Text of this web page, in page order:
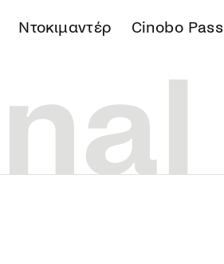
Ντοκιμαντέρ Cinobo Pass